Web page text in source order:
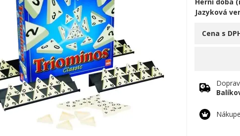
Herní doba
Jazyková
Cena s